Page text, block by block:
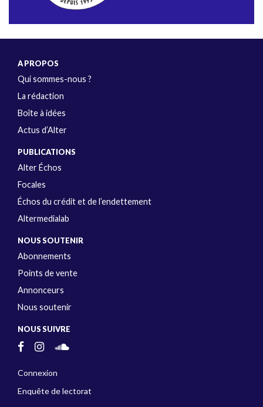
A PROPOS
Qui sommes-nous ?
La rédaction
Boîte à idées
Actus d’Alter
PUBLICATIONS
Alter Échos
Focales
Échos du crédit et de l’endettement
Altermedialab
NOUS SOUTENIR
Abonnements
Points de vente
Annonceurs
Nous soutenir
NOUS SUIVRE
Connexion
Enquête de lectorat